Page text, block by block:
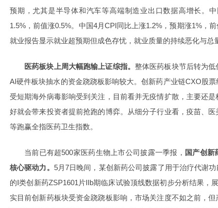
预期，尤其是半导体和汽车等高端制造业出口数据高增长。
1.5%，前值涨0.5%。中国4月CPI同比上涨1.2%，预期涨1%，
就业报告显示就业超预期但成色存忧，就业质量的持续恶化与总
医药板块上周大幅跑输上证综指。 整体医药板块节后转为
AI硬件板块抽水的资金跷跷板影响较大。创新药产业链CXO股
受短期海外病毒影响受到关注，目前看并无疫情扩散，主要还
好就会带来投资者提前抢跑的博弈。从细分子行业看，疫苗、
等跑赢全指医药卫生指数。
当前已有超500家医药生物上市公司披露一季报， 国产创新
核心驱动力。 5月7日晚间，某创新药公司披露了用于治疗代谢
的Ⅰ类创新药ZSP1601片IIb期临床试验顶线数据初步分析结果，
实目前创新药板块受资金跷跷板影响，市场关注度不如之前，